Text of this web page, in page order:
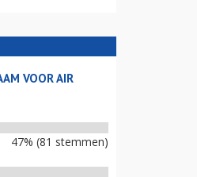
VOOR AIR
47% (81 stemmen)